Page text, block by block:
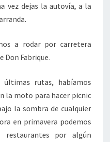
vez dejas la autovía, a la
a rodar por carretera
Don Fabrique.
rutas, habíamos
la moto para hacer picnic
la sombra de cualquier
en primavera podemos
restaurantes por algún